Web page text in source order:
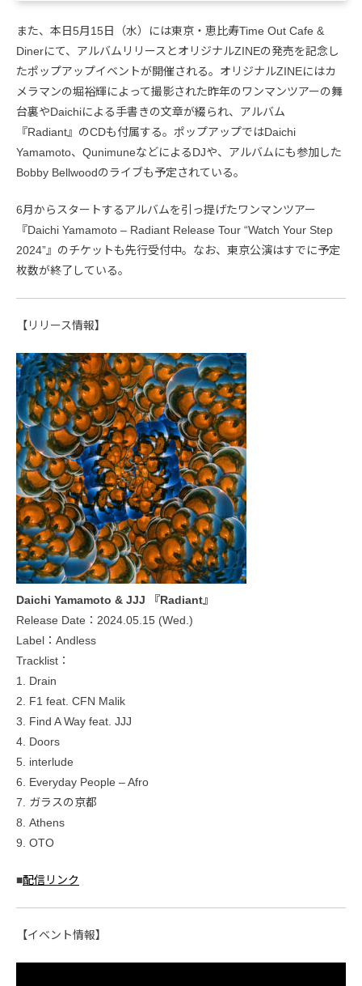
また、本日5月15日（水）には東京・恵比寿Time Out Cafe &
Dinerにて、アルバムリリースとオリジナルZINEの発売を記念し
たポップアップイベントが開催される。オリジナルZINEにはカ
メラマンの堀裕輝によって撮影された昨年のワンマンツアーの舞
台裏やDaichiによる手書きの文章が綴られ、アルバム
『Radiant』のCDも付属する。ポップアップではDaichi
Yamamoto、QunimuneなどによるDJや、アルバムにも参加した
Bobby Bellwoodのライブも予定されている。
6月からスタートするアルバムを引っ提げたワンマンツアー
『Daichi Yamamoto – Radiant Release Tour “Watch Your Step
2024”』のチケットも先行受付中。なお、東京公演はすでに予定
枚数が終了している。
【リリース情報】
Daichi Yamamoto & JJJ 『Radiant』
Release Date：2024.05.15 (Wed.)
Label：Andless
Tracklist：
1. Drain
2. F1 feat. CFN Malik
3. Find A Way feat. JJJ
4. Doors
5. interlude
6. Everyday People – Afro
7. ガラスの京都
8. Athens
9. OTO
■配信リンク
【イベント情報】